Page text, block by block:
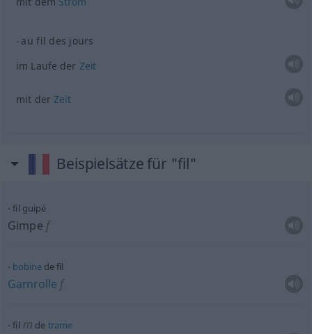
au fil des jours
im Laufe der Zeit
mit derZeit
Beispielsätze für "fil"
fil guipé
Gimpe f
bobinede fil
Garnrolle f
fil m de trame